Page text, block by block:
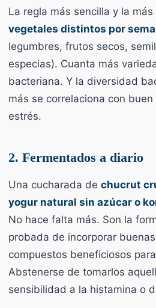
La regla más sencilla y la
vegetales distintos por
legumbres, frutos secos,
especias). Cuanta más
bacteriana. Y la diversidad
más se correlaciona con
estrés.
2. Fermentados a diario
Una cucharada de chucrut
yogur natural sin azúcar o
No hace falta más. Son la
probada de incorporar
compuestos beneficiosos
Abstenerse de tomarlos
sensibilidad a la histamina o